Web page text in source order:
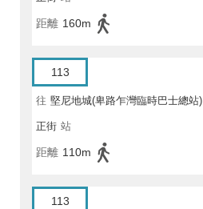
距離 160m
113
往 堅尼地城(卑路乍灣臨時巴士總站)
正街 站
距離 110m
113